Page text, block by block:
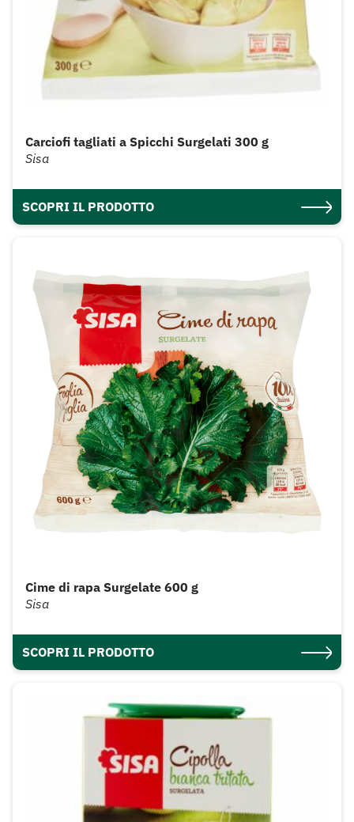
Carciofi tagliati a Spicchi Surgelati 300 g
Sisa
SCOPRI IL PRODOTTO
Cime di rapa Surgelate 600 g
Sisa
SCOPRI IL PRODOTTO